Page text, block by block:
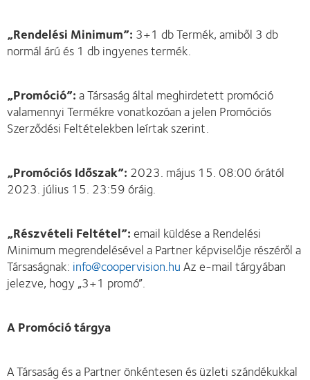
„Rendelési Minimum”: 3+1 db Termék, amiből 3 db
normál árú és 1 db ingyenes termék.
„Promóció”:a Társaság által meghirdetett promóció
valamennyi Termékre vonatkozóan a jelen Promóciós
Szerződési Feltételekben leírtak szerint.
„Promóciós Időszak”: 2023. május 15. 08:00 órától
2023. július 15. 23:59 óráig.
„Részvételi Feltétel”:email küldése a Rendelési
Minimum megrendelésével a Partner képviselője részéről a
Társaságnak: info@coopervision.huAz e-mail tárgyában
jelezve, hogy „3+1 promó”.
A Promóció tárgya
A Társaság és a Partner önkéntesen és üzleti szándékukkal